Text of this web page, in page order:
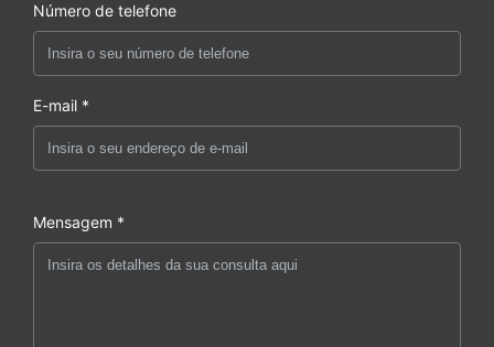
Número de telefone
E-mail *
Mensagem *